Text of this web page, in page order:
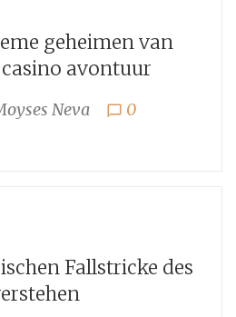
geheimen van
avontuur
Neva chat_bubble_outline 0
Fallstricke des